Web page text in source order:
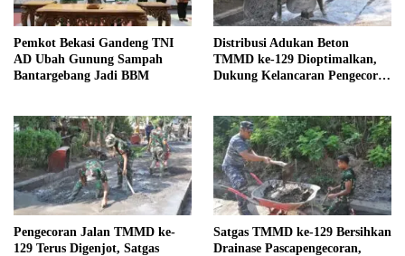
Pemkot Bekasi Gandeng TNI
AD Ubah Gunung Sampah
Bantargebang Jadi BBM
Distribusi Adukan Beton
TMMD ke-129 Dioptimalkan,
Dukung Kelancaran Pengecoran
Pengecoran Jalan TMMD ke-
129 Terus Digenjot, Satgas
Satgas TMMD ke-129 Bersihkan
Drainase Pascapengecoran,